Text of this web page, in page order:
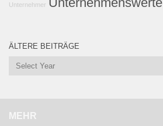
Unternehmer
ÄLTERE BEITRÄGE
MEHR